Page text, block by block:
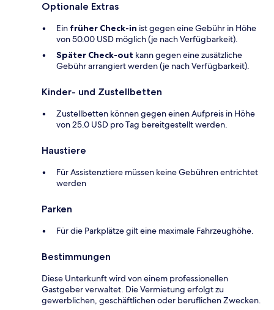
Optionale Extras
Ein früher Check-in ist gegen eine Gebühr in Höhe
von 50.00 USD möglich (je nach Verfügbarkeit).
Später Check-out kann gegen eine zusätzliche
Gebühr arrangiert werden (je nach Verfügbarkeit).
Kinder- und Zustellbetten
Zustellbetten können gegen einen Aufpreis in Höhe
von 25.0 USD pro Tag bereitgestellt werden.
Haustiere
Für Assistenztiere müssen keine Gebühren entrichtet
werden
Parken
Für die Parkplätze gilt eine maximale Fahrzeughöhe.
Bestimmungen
Diese Unterkunft wird von einem professionellen
Gastgeber verwaltet. Die Vermietung erfolgt zu
gewerblichen, geschäftlichen oder beruflichen Zwecken.